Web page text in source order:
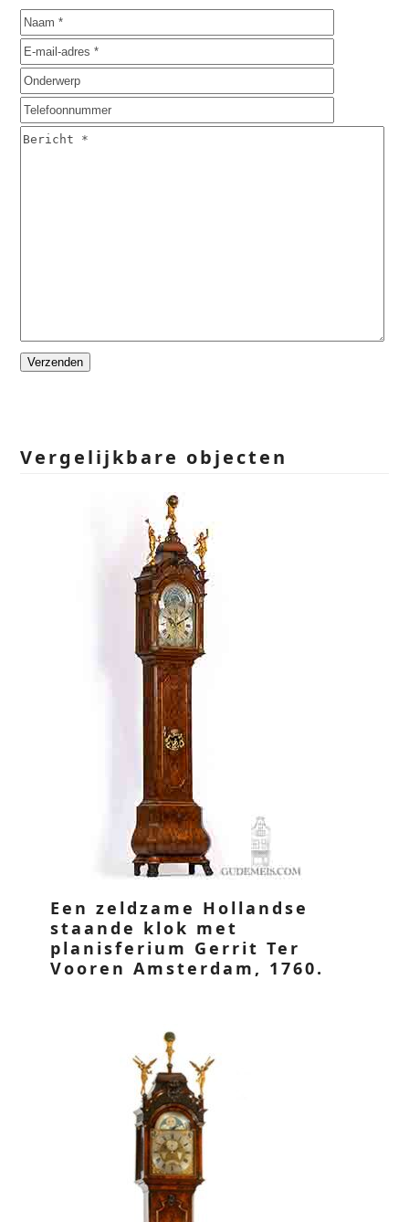
Please
Vergelijkbare objecten
Een zeldzame Hollandse
staande klok met
planisferium Gerrit Ter
Vooren Amsterdam, 1760.